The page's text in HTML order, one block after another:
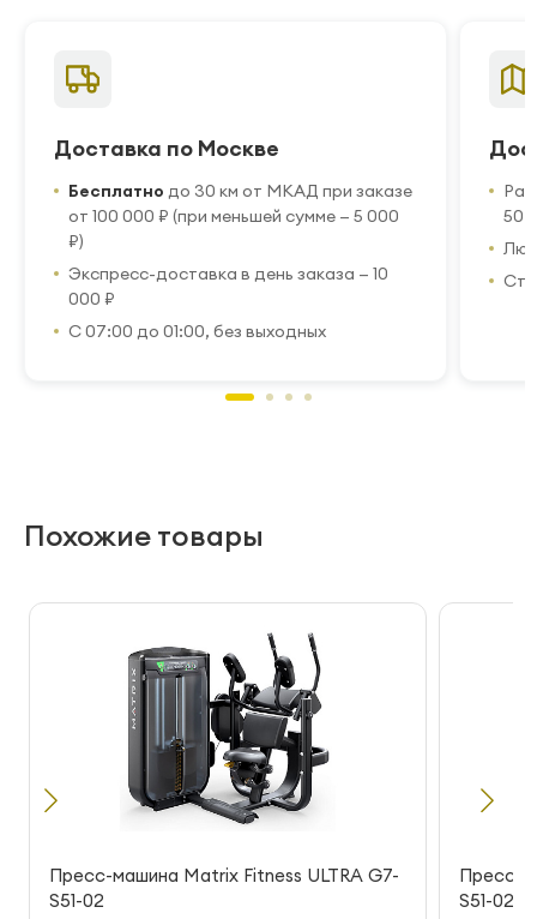
Доставка по Москве
Бесплатно до 30 км от МКАД при заказе
от 100 000 ₽ (при меньшей сумме — 5 000
₽)
Экспресс-доставка в день заказа — 10
000 ₽
С 07:00 до 01:00, без выходных
50
Похожие товары
Пресс-машина Matrix Fitness ULTRA G7-
S51-02
Пресс-
S51-02